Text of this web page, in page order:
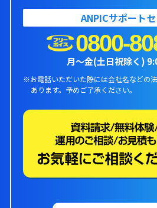
ANPICサポート
0800-
月〜金(土日祝除く)
※お電話いただいた際には会社名などの
あります。 予めご了承ください。